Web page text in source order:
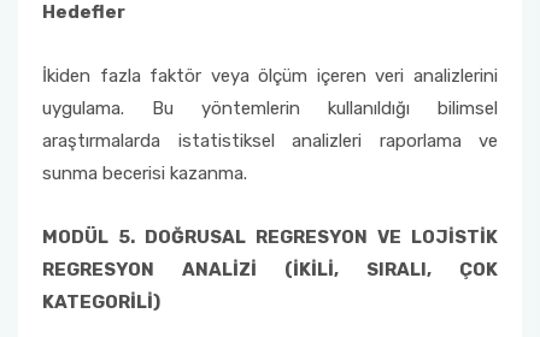
Hedefler
İkiden fazla faktör veya ölçüm içeren veri analizlerini
uygulama. Bu yöntemlerin kullanıldığı bilimsel
araştırmalarda istatistiksel analizleri raporlama ve
sunma becerisi kazanma.
MODÜL 5. DOĞRUSAL REGRESYON VE LOJİSTİK
REGRESYON ANALİZİ (İKİLİ, SIRALI, ÇOK
KATEGORİLİ)